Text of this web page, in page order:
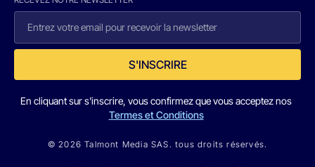
S'INSCRIRE
En cliquant sur s'inscrire, vous confirmez que vous acceptez nos
Termes et Conditions
© 2026 Talmont Media SAS. tous droits réservés.